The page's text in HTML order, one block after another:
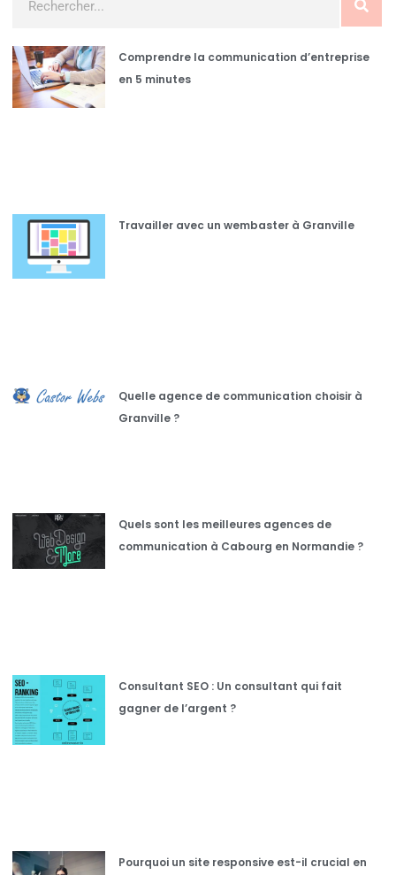
Comprendre la communication d’entreprise
en 5 minutes
Travailler avec un wembaster à Granville
Quelle agence de communication choisir à
Granville ?
Quels sont les meilleures agences de
communication à Cabourg en Normandie ?
Consultant SEO : Un consultant qui fait
gagner de l’argent ?
Pourquoi un site responsive est-il crucial en